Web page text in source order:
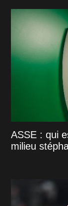
ASSE : qui
milieu